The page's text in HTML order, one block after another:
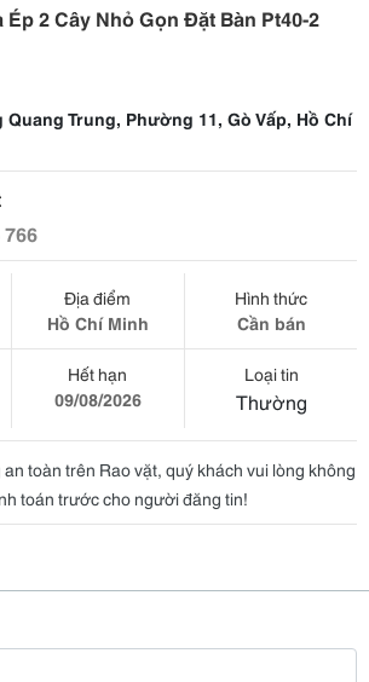
2 Cây Nhỏ Gọn Đặt Bàn Pt40-2
Trung, Phường 11, Gò Vấp, Hồ Chí
766
Địa điểm
Hồ Chí Minh
Hình thức
Cần bán
Hết hạn
09/08/2026
Loại tin
Thường
toàn trên Rao vặt, quý khách vui lòng không
toán trước cho người đăng tin!